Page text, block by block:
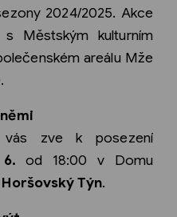
2024/2025. Akce
Městským kulturním
areálu Mže
vás zve k posezení
od 18:00 v Domu
Horšovský Týn.